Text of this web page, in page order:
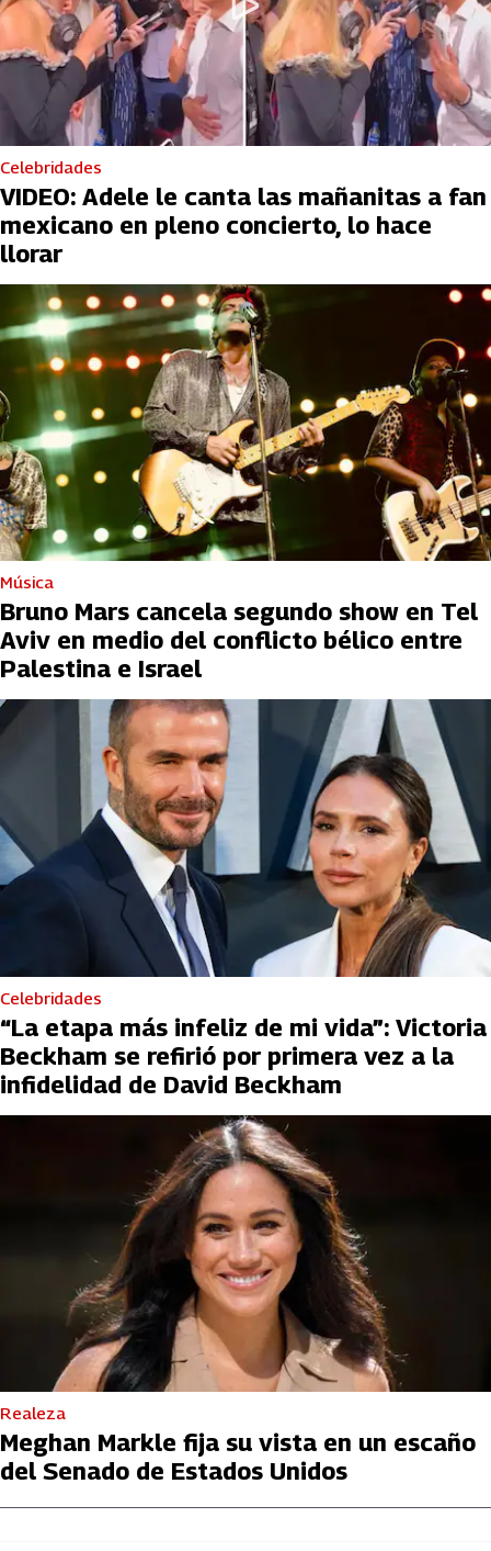
Celebridades
VIDEO: Adele le canta las mañanitas a fan
mexicano en pleno concierto, lo hace
llorar
Música
Bruno Mars cancela segundo show en Tel
Aviv en medio del conflicto bélico entre
Palestina e Israel
Celebridades
“La etapa más infeliz de mi vida”: Victoria
Beckham se refirió por primera vez a la
infidelidad de David Beckham
Realeza
Meghan Markle fija su vista en un escaño
del Senado de Estados Unidos